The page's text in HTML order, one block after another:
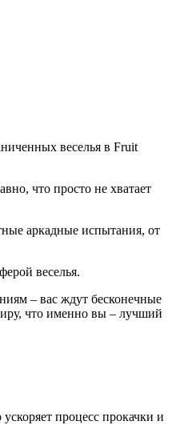
веселья в Fruit
что просто не хватает
аркадные испытания, от
веселья.
– вас ждут бесконечные
что именно вы – лучший
процесс прокачки и